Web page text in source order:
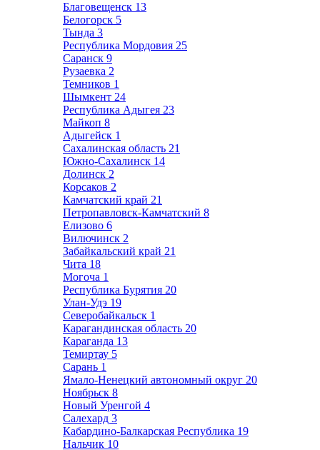
Благовещенск 13
Белогорск 5
Тында 3
Республика Мордовия 25
Саранск 9
Рузаевка 2
Темников 1
Шымкент 24
Республика Адыгея 23
Майкоп 8
Адыгейск 1
Сахалинская область 21
Южно-Сахалинск 14
Долинск 2
Корсаков 2
Камчатский край 21
Петропавловск-Камчатский 8
Елизово 6
Вилючинск 2
Забайкальский край 21
Чита 18
Могоча 1
Республика Бурятия 20
Улан-Удэ 19
Северобайкальск 1
Карагандинская область 20
Караганда 13
Темиртау 5
Сарань 1
Ямало-Ненецкий автономный округ 20
Ноябрьск 8
Новый Уренгой 4
Салехард 3
Кабардино-Балкарская Республика 19
Нальчик 10